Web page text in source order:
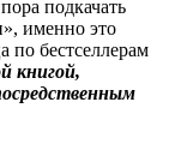
подкачать
именно это
по бестселлерам
книгой,